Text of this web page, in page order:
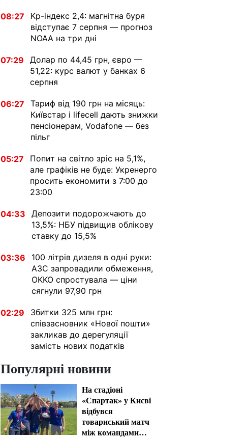
08:27
Kp-індекс 2,4: магнітна буря
відступає 7 серпня — прогноз
NOAA на три дні
07:29
Долар по 44,45 грн, євро —
51,22: курс валют у банках 6
серпня
06:27
Тариф від 190 грн на місяць:
Київстар і lifecell дають знижки
пенсіонерам, Vodafone — без
пільг
05:27
Попит на світло зріс на 5,1%,
але графіків не буде: Укренерго
просить економити з 7:00 до
23:00
04:33
Депозити подорожчають до
13,5%: НБУ підвищив облікову
ставку до 15,5%
03:36
100 літрів дизеля в одні руки:
АЗС запровадили обмеження,
OKKO спростувала — ціни
сягнули 97,90 грн
02:29
Збитки 325 млн грн:
співзасновник «Нової пошти»
закликав до дерегуляції
замість нових податків
Популярні новини
На стадіоні
«Спартак» у Києві
відбувся
товариський матч
між командами